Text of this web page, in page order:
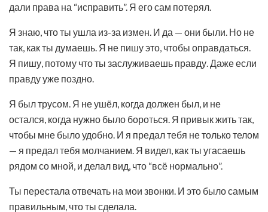
дали права на “исправить”. Я его сам потерял.
Я знаю, что ты ушла из-за измен. И да — они были. Но не
так, как ты думаешь. Я не пишу это, чтобы оправдаться.
Я пишу, потому что ты заслуживаешь правду. Даже если
правду уже поздно.
Я был трусом. Я не ушёл, когда должен был, и не
остался, когда нужно было бороться. Я привык жить так,
чтобы мне было удобно. И я предал тебя не только телом
— я предал тебя молчанием. Я видел, как ты угасаешь
рядом со мной, и делал вид, что “всё нормально”.
Ты перестала отвечать на мои звонки. И это было самым
правильным, что ты сделала.